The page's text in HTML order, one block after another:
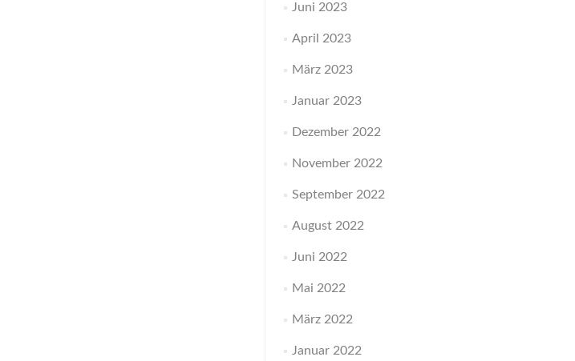
Juni 2023
April 2023
März 2023
Januar 2023
Dezember 2022
November 2022
September 2022
August 2022
Juni 2022
Mai 2022
März 2022
Januar 2022